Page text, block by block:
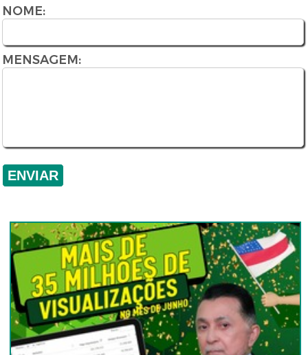
NOME:
MENSAGEM: